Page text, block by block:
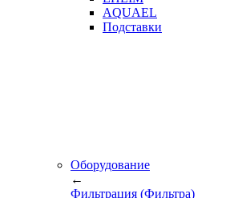
AQUAEL
Подставки
Оборудование
←
Фильтрация (Фильтра)